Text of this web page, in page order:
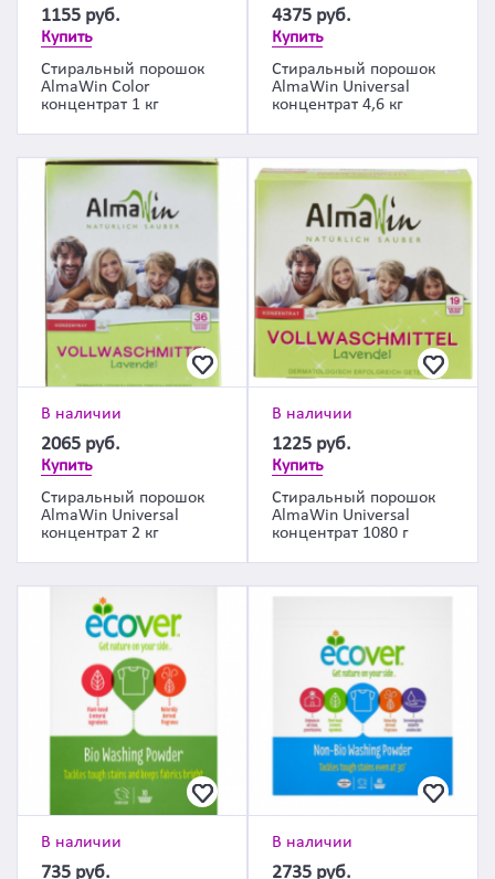
1155 руб.
Купить
Стиральный порошок
AlmaWin Color
концентрат 1 кг
4375 руб.
Купить
Стиральный порошок
AlmaWin Universal
концентрат 4,6 кг
В наличии
2065 руб.
Купить
Стиральный порошок
AlmaWin Universal
концентрат 2 кг
В наличии
1225 руб.
Купить
Стиральный порошок
AlmaWin Universal
концентрат 1080 г
В наличии
735 руб.
В наличии
2735 руб.